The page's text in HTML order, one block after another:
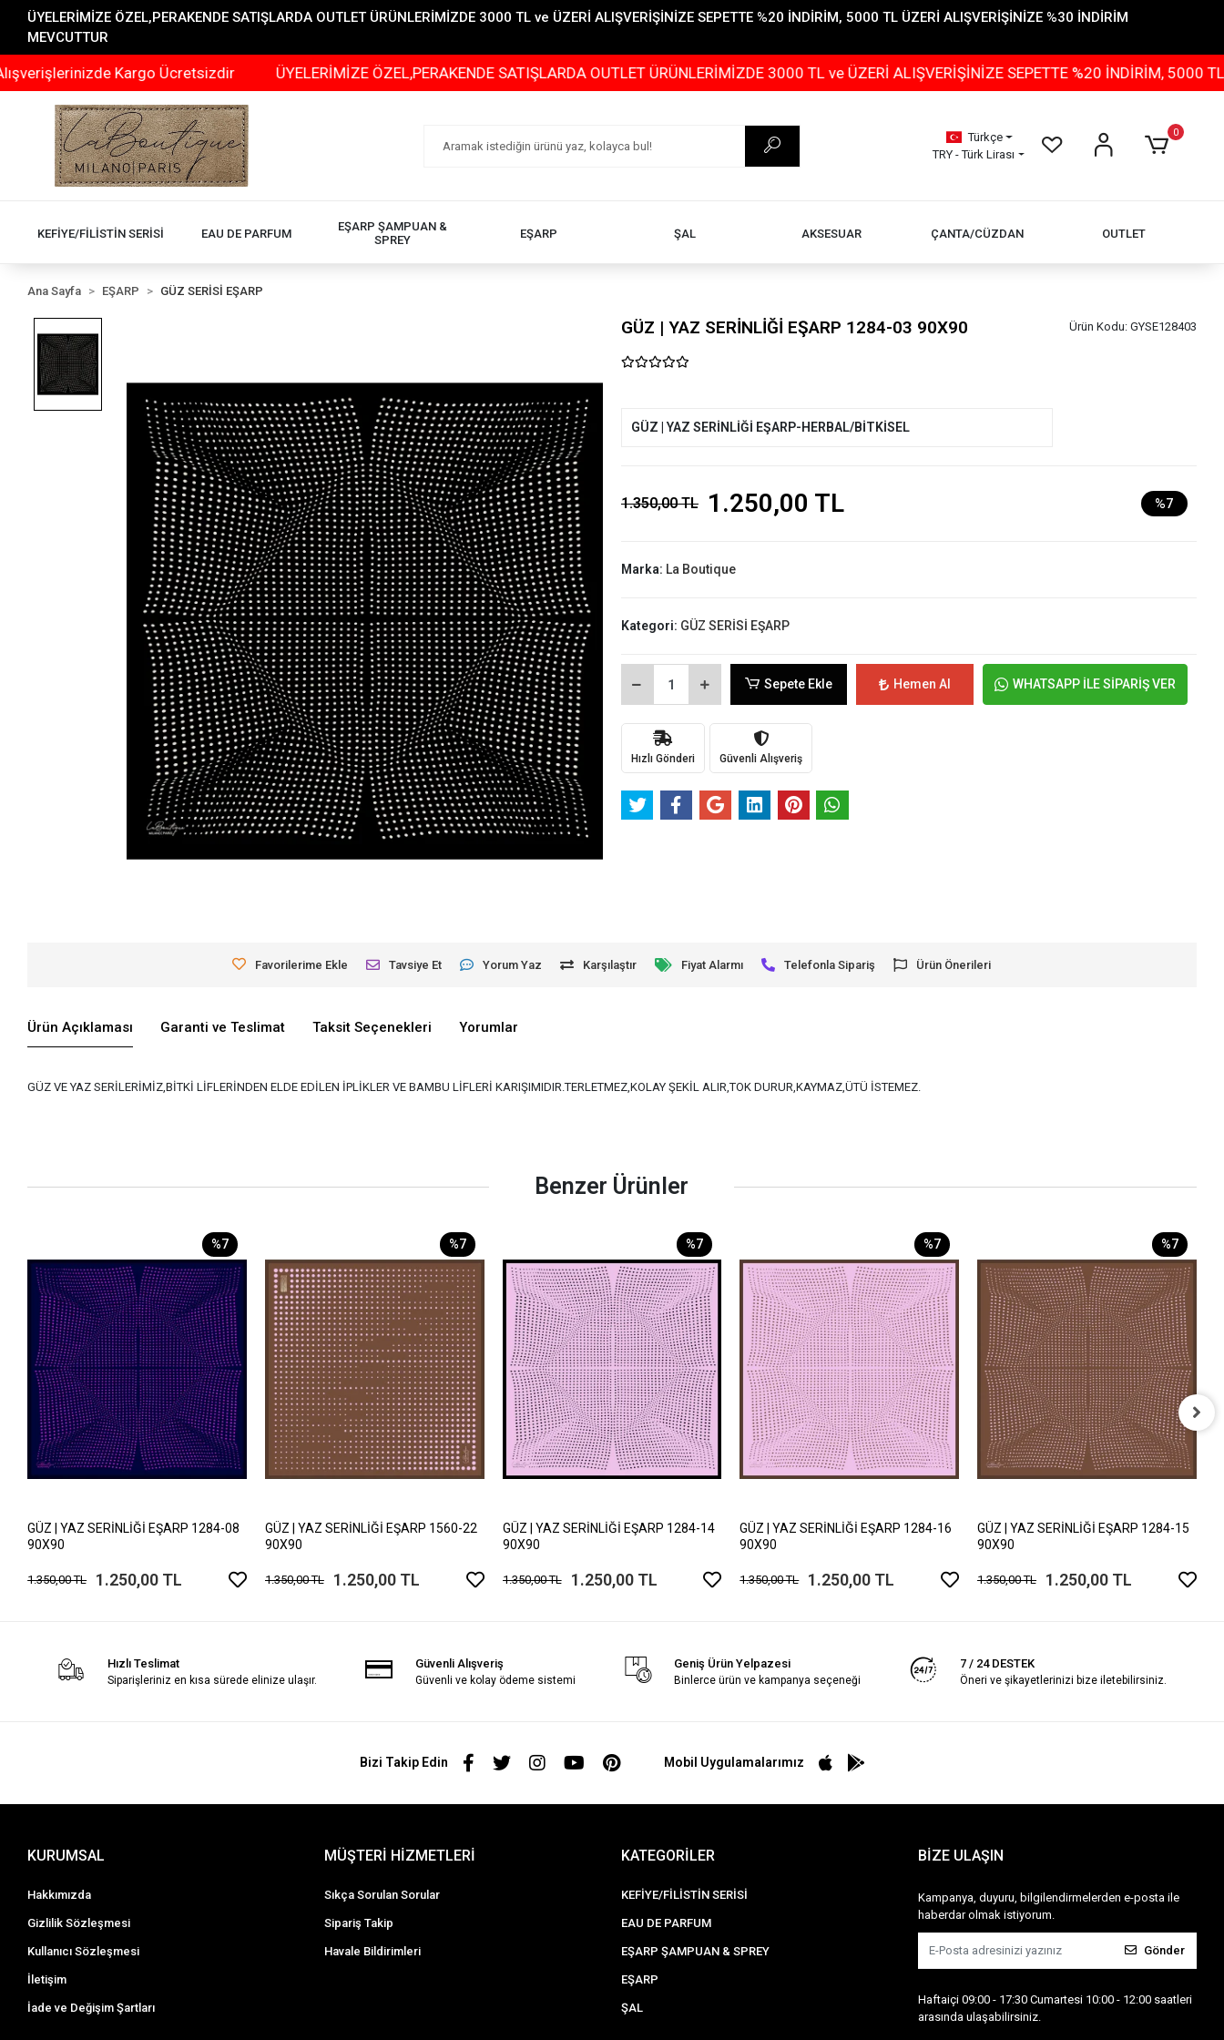
ÜYELERİMİZE ÖZEL,PERAKENDE SATIŞLARDA OUTLET ÜRÜNLERİMİZDE 3000 TL ve ÜZERİ ALIŞVERİŞİNİZE SEPETTE %20 İNDİRİM, 5000 TL ÜZERİ ALIŞVERİŞİNİZE %30 İNDİRİM
MEVCUTTUR
Kargo Ücretsizdir ÜYELERİMİZE ÖZEL,PERAKENDE SATIŞLARDA OUTLET ÜRÜNLERİMİZDE 3000 TL ve ÜZERİ ALIŞVERİŞİNİZE SEPETTE %20 İNDİRİM, 5000 TL ÜZERİ
Türkçe
TRY - Türk Lirası
0
KEFİYE/FİLİSTİN SERİSİ EAU DE PARFUM
EŞARP ŞAMPUAN &
SPREY
EŞARP ŞAL AKSESUAR ÇANTA/CÜZDAN OUTLET
Ana Sayfa EŞARP GÜZ SERİSİ EŞARP
GÜZ | YAZ SERİNLİĞİ EŞARP 1284-03 90X90 Ürün Kodu: GYSE128403
GÜZ | YAZ SERİNLİĞİ EŞARP-HERBAL/BİTKİSEL
1.350,00 TL 1.250,00 TL %7
Marka: La Boutique
Kategori: GÜZ SERİSİ EŞARP
Sepete Ekle Hemen Al WHATSAPP İLE SİPARİŞ VER
Hızlı Gönderi Güvenli Alışveriş
Favorilerime Ekle Tavsiye Et Yorum Yaz Karşılaştır Fiyat Alarmı Telefonla Sipariş Ürün Önerileri
Ürün Açıklaması Garanti ve Teslimat Taksit Seçenekleri Yorumlar
GÜZ VE YAZ SERİLERİMİZ,BİTKİ LİFLERİNDEN ELDE EDİLEN İPLİKLER VE BAMBU LİFLERİ KARIŞIMIDIR.TERLETMEZ,KOLAY ŞEKİL ALIR,TOK DURUR,KAYMAZ,ÜTÜ İSTEMEZ.
Benzer Ürünler
%7
GÜZ | YAZ SERİNLİĞİ EŞARP 1284-08
90X90
1.350,00 TL 1.250,00 TL
%7
GÜZ | YAZ SERİNLİĞİ EŞARP 1560-22
90X90
1.350,00 TL 1.250,00 TL
%7
GÜZ | YAZ SERİNLİĞİ EŞARP 1284-14
90X90
1.350,00 TL 1.250,00 TL
%7
GÜZ | YAZ SERİNLİĞİ EŞARP 1284-16
90X90
1.350,00 TL 1.250,00 TL
%7
GÜZ | YAZ SERİNLİĞİ EŞARP 1284-15
90X90
1.350,00 TL 1.250,00 TL
Hızlı Teslimat
Siparişleriniz en kısa sürede elinize ulaşır.
Güvenli Alışveriş
Güvenli ve kolay ödeme sistemi
Geniş Ürün Yelpazesi
Binlerce ürün ve kampanya seçeneği
7 / 24 DESTEK
Öneri ve şikayetlerinizi bize iletebilirsiniz.
Bizi Takip Edin Mobil Uygulamalarımız
KURUMSAL
Hakkımızda
Gizlilik Sözleşmesi
Kullanıcı Sözleşmesi
İletişim
İade ve Değişim Şartları
MÜŞTERİ HİZMETLERİ
Sıkça Sorulan Sorular
Sipariş Takip
Havale Bildirimleri
KATEGORİLER
KEFİYE/FİLİSTİN SERİSİ
EAU DE PARFUM
EŞARP ŞAMPUAN & SPREY
EŞARP
ŞAL
BİZE ULAŞIN
Kampanya, duyuru, bilgilendirmelerden e-posta ile
haberdar olmak istiyorum.
Gönder
Haftaiçi 09:00 - 17:30 Cumartesi 10:00 - 12:00 saatleri
arasında ulaşabilirsiniz.